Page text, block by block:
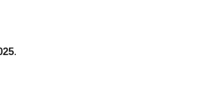
.